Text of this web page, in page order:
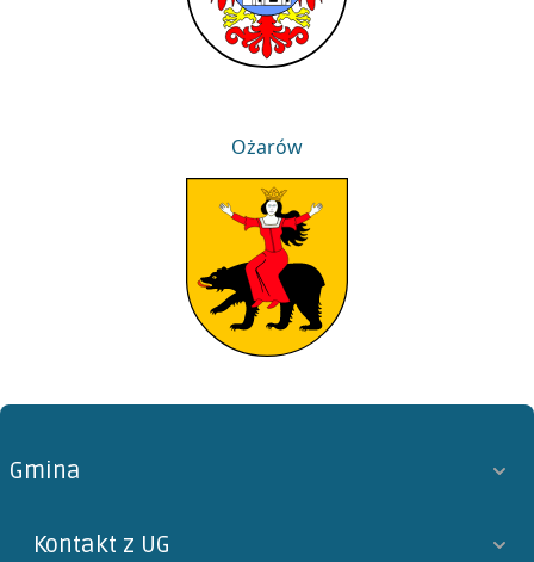
Ożarów
Ożarów
Gmina
Kontakt z UG